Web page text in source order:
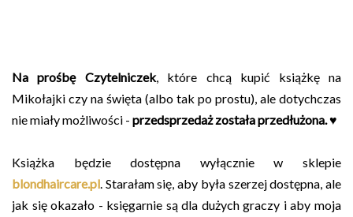
Na prośbę Czytelniczek, które chcą kupić książkę na
Mikołajki czy na święta (albo tak po prostu), ale dotychczas
nie miały możliwości - przedsprzedaż została przedłużona. ♥
Książka będzie dostępna wyłącznie w sklepie
blondhaircare.pl. Starałam się, aby była szerzej dostępna, ale
jak się okazało - księgarnie są dla dużych graczy i aby moja